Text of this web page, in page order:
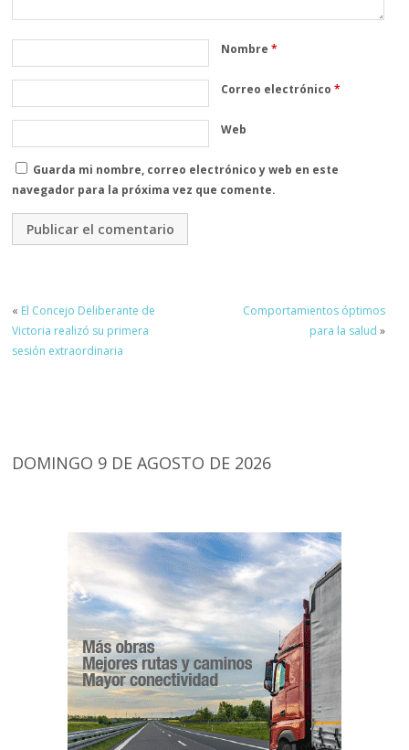
Nombre*
Correo electrónico*
Web
Guarda mi nombre, correo electrónico y web en este
navegador para la próxima vez que comente.
« El Concejo Deliberante de
Victoria realizó su primera
sesión extraordinaria
Comportamientos óptimos
para la salud »
DOMINGO 9 DE AGOSTO DE 2026